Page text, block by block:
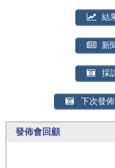
結
新
採
下次發
發佈會回顧